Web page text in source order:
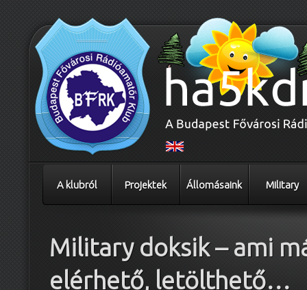
A klubról Projektek Állomásaink Military
Military doksik – ami
elérhető, letölthető…